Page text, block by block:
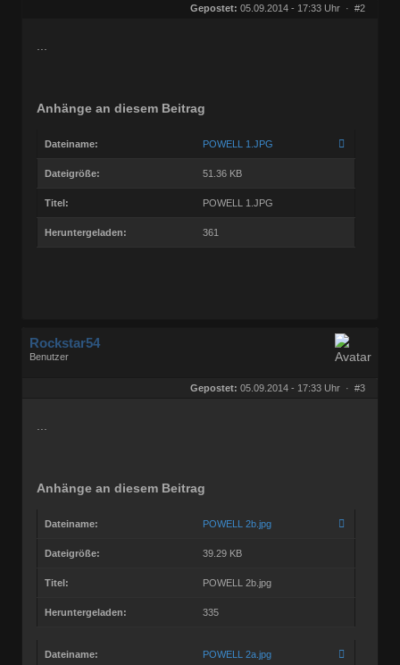
Gepostet: 05.09.2014 - 17:33 Uhr · #2
Anhänge an diesem Beitrag
Dateiname: POWELL 1.JPG
Dateigröße: 51.36 KB
Titel: POWELL 1.JPG
Heruntergeladen: 361
Rockstar54
Benutzer
Gepostet: 05.09.2014 - 17:33 Uhr · #3
Anhänge an diesem Beitrag
Dateiname: POWELL 2b.jpg
Dateigröße: 39.29 KB
Titel: POWELL 2b.jpg
Heruntergeladen: 335
Dateiname: POWELL 2a.jpg